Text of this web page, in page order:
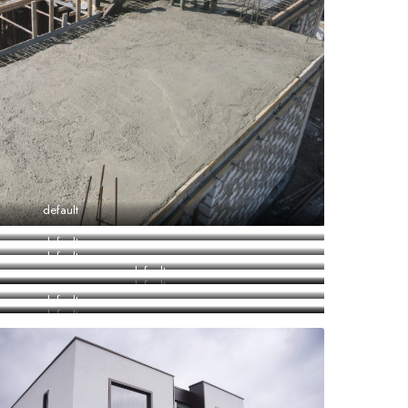
default
default
default
default
default
default
default